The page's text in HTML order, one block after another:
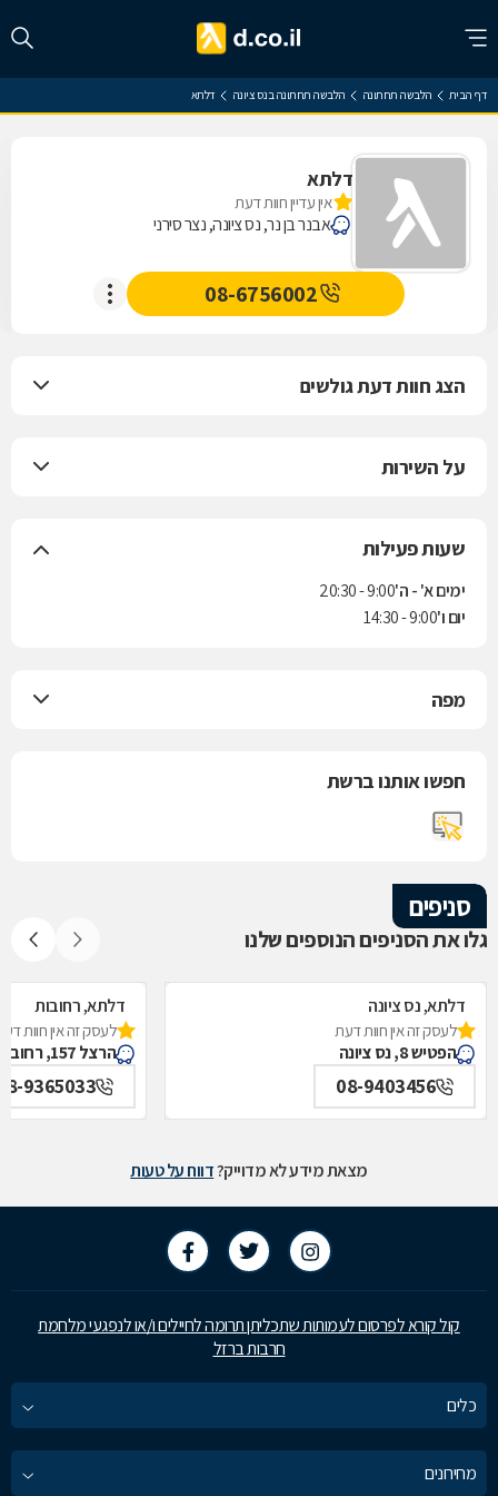
דף הבית הלבשה תחתונה הלבשה תחתונה בנס ציונה דלתא
דלתא
אין עדיין חוות דעת
אבנר בן נר, נס ציונה, נצר סירני
08-6756002
הצג חוות דעת גולשים
על השירות
שעות פעילות
ימים א' - ה'9:00 - 20:30
יום ו'9:00 - 14:30
מפה
חפשו אותנו ברשת
סניפים
גלו את הסניפים הנוספים שלנו
דלתא, נס ציונה
לעסק זה אין חוות דעת
הפטיש 8, נס ציונה
08-9403456
דלתא, רחובות
לעסק זה אין חוות
הרצל 157, רחובות
9365033
מצאת מידע לא מדוייק?דווח על טעות
קול קורא לפרסום לעמותות שתכליתן תרומה לחיילים ו/או לנפגעי מלחמת
חרבות ברזל
כלים
מחירונים